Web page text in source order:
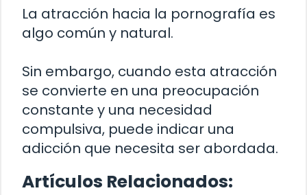
La atracción hacia la pornografía es
algo común y natural.
Sin embargo, cuando esta atracción
se convierte en una preocupación
constante y una necesidad
compulsiva, puede indicar una
adicción que necesita ser abordada.
Artículos Relacionados: